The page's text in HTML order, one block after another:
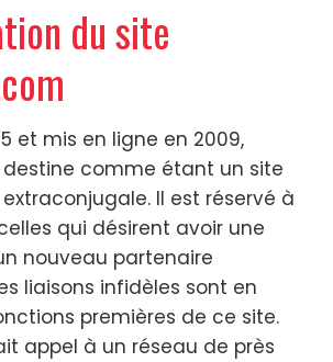
du site
et mis en ligne en 2009,
comme étant un site
Il est réservé à
qui désirent avoir une
nouveau partenaire
liaisons infidèles sont en
premières de ce site.
appel à un réseau de près